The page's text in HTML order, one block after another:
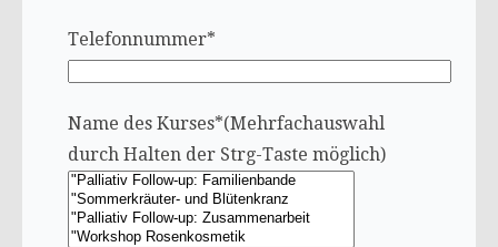
Telefonnummer*
Name des Kurses*(Mehrfachauswahl
durch Halten der Strg-Taste möglich)